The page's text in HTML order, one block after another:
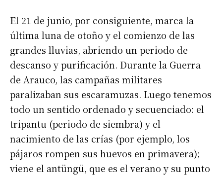
El 21 de junio, por consiguiente, marca la
última luna de otoño y el comienzo de las
grandes lluvias, abriendo un periodo de
descanso y purificación. Durante la Guerra
de Arauco, las campañas militares
paralizaban sus escaramuzas. Luego tenemos
todo un sentido ordenado y secuenciado: el
tripantu (periodo de siembra) y el
nacimiento de las crías (por ejemplo, los
pájaros rompen sus huevos en primavera);
viene el antüngü, que es el verano y su punto